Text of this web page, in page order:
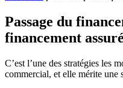
Passage du
financement
C’est l’une des stratégies les
commercial, et elle mérite une